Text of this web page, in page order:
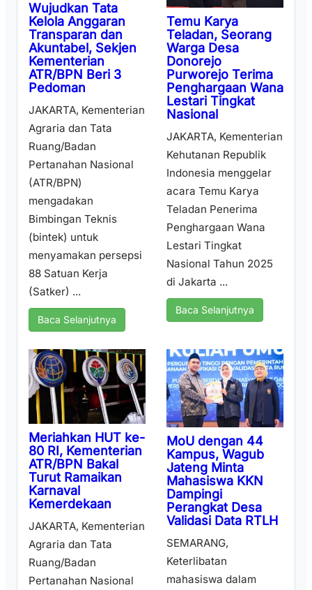
Wujudkan Tata
Kelola Anggaran
Transparan dan
Akuntabel, Sekjen
Kementerian
ATR/BPN Beri 3
Pedoman
JAKARTA, Kementerian
Agraria dan Tata
Ruang/Badan
Pertanahan Nasional
(ATR/BPN)
mengadakan
Bimbingan Teknis
(bintek) untuk
menyamakan persepsi
88 Satuan Kerja
(Satker) ...
Baca Selanjutnya
Temu Karya
Teladan, Seorang
Warga Desa
Donorejo
Purworejo Terima
Penghargaan Wana
Lestari Tingkat
Nasional
JAKARTA, Kementerian
Kehutanan Republik
Indonesia menggelar
acara Temu Karya
Teladan Penerima
Penghargaan Wana
Lestari Tingkat
Nasional Tahun 2025
di Jakarta ...
Baca Selanjutnya
Meriahkan HUT ke-
80 RI, Kementerian
ATR/BPN Bakal
Turut Ramaikan
Karnaval
Kemerdekaan
JAKARTA, Kementerian
Agraria dan Tata
Ruang/Badan
Pertanahan Nasional
MoU dengan 44
Kampus, Wagub
Jateng Minta
Mahasiswa KKN
Dampingi
Perangkat Desa
Validasi Data RTLH
SEMARANG,
Keterlibatan
mahasiswa dalam